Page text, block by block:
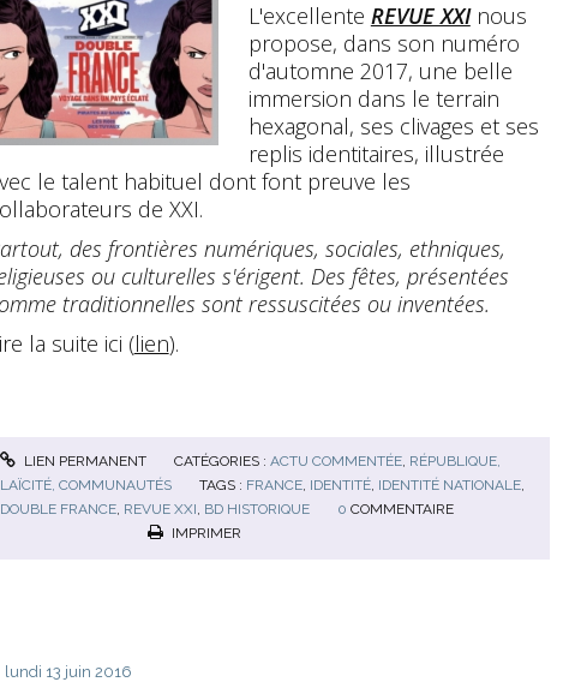
L'excellente REVUE XXI nous
propose, dans son numéro
d'automne 2017, une belle
immersion dans le terrain
hexagonal, ses clivages et ses
replis identitaires, illustrée
le talent habituel dont font preuve les
de XXI.
des frontières numériques, sociales, ethniques,
ou culturelles s'érigent. Des fêtes, présentées
traditionnelles sont ressuscitées ou inventées.
la suite ici (lien).
LIEN PERMANENT CATÉGORIES :ACTU COMMENTÉE, RÉPUBLIQUE,
LAÏCITÉ, COMMUNAUTÉS
TAGS : FRANCE, IDENTITÉ, IDENTITÉ NATIONALE,
DOUBLE FRANCE, REVUE XXI, BD HISTORIQUE 0 COMMENTAIRE
IMPRIMER
lundi 13 juin 2016